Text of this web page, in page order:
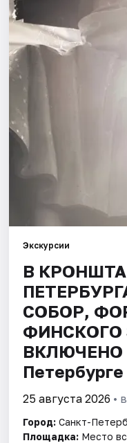
Города
Площадки
Артисты
Рейтинги
Экскурсии
В
СОБОР,
ФИНСКОГО
ВКЛЮЧЕНО
Петербурге
25 августа 2026 •
Город: Санкт-
Площадка: Место